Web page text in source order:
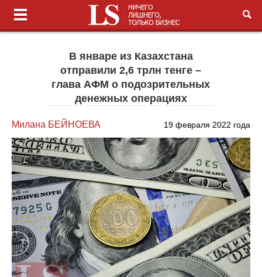
В январе из Казахстана
отправили 2,6 трлн тенге –
глава АФМ о подозрительных
денежных операциях
Милана БЕЙНОЕВА 19 февраля 2022 года